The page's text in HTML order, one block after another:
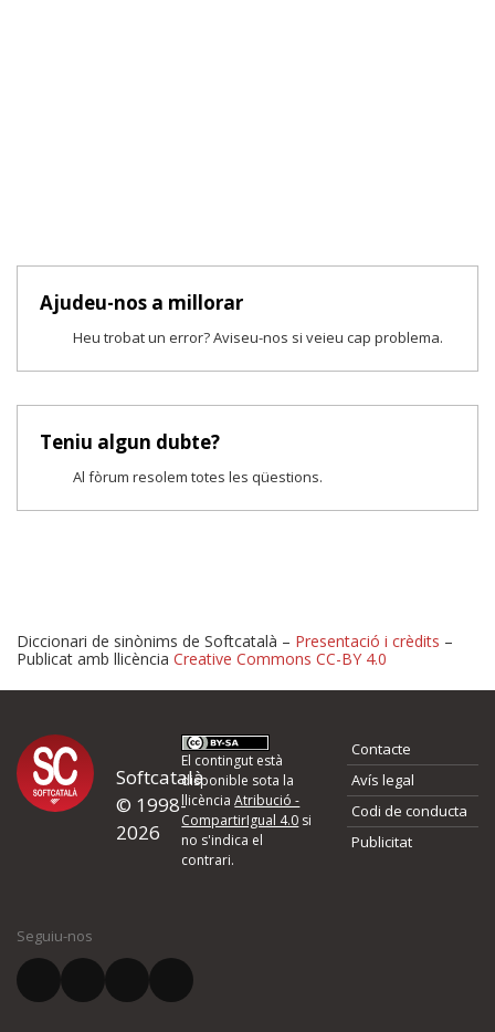
Ajudeu-nos a millorar
Heu trobat un error? Aviseu-nos si veieu cap problema.
Teniu algun dubte?
Al fòrum resolem totes les qüestions.
Proposeu-nos millores o
d'errors
Si heu trobat un error o voleu proposar alguna millora, ompliu els
quina és la millora que proposeu o l'error del qual voleu informar-
El vostre correu electrònic *
Diccionari de sinònims de Softcatalà – Presentació i crèdits –
Publicat amb llicència Creative Commons CC-BY 4.0
Softcatalà
© 1998-
2026
El contingut està
disponible sota la
llicènciaAtribució -
CompartirIgual 4.0 si
no s'indica el
contrari.
Contacte
Avís legal
Codi de conducta
Publicitat
Seguiu-nos